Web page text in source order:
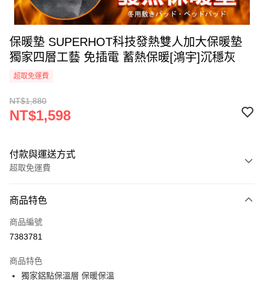
保暖墊 SUPERHOT科技發熱雙人加大保暖墊
獨家四層工藝 免插電 蓄熱保暖[鴻宇]沉穩灰
超取免運費
NT$1,880
NT$1,598
付款與運送方式
超取免運費
信用卡一次付款
超商取貨付款
Apple Pay
商品特色
商品編號
7383781
商品特色
獨家鋁點保溫層 保暖保溫